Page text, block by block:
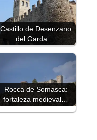
Castillo de Desenzano
del Garda:…
Rocca de Somasca:
fortaleza medieval…